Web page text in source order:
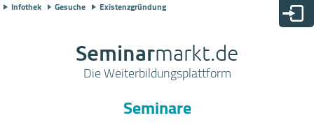
Infothek Gesuche Existenzgründung
Seminarmarkt.de
Die Weiterbildungsplattform
Seminare